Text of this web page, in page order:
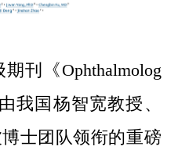
刊《Ophthalmolog
我国杨智宽教授、
士团队领衔的重磅